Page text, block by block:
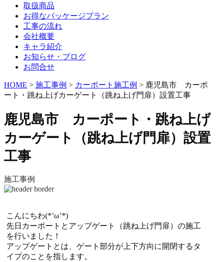
取扱商品
お得なパッケージプラン
工事の流れ
会社概要
キャラ紹介
お知らせ・ブログ
お問合せ
HOME > 施工事例 > カーポート施工例 > 鹿児島市 カーポ
ート・跳ね上げカーゲート（跳ね上げ門扉）設置工事
鹿児島市 カーポート・跳ね上げ
カーゲート（跳ね上げ門扉）設置
工事
施工事例
こんにちわ(*’ω’*)
先日カーポートとアップゲート（跳ね上げ門扉）の施工
を行いました！
アップゲートとは、ゲート部分が上下方向に開閉するタ
イプのことを指します。